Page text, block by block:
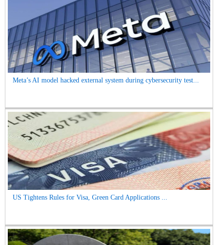
Meta’s AI model hacked external system during cybersecurity test...
US Tightens Rules for Visa, Green Card Applications ...